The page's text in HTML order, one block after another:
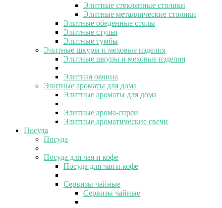
Элитные стеклянные столики
Элитные металлические столики
Элитные обеденные столы
Элитные стулья
Элитные тумбы
Элитные шкуры и меховые изделия
Элитные шкуры и меховые изделия
Элитная овчина
Элитные ароматы для дома
Элитные ароматы для дома
Элитные арома-спреи
Элитные ароматические свечи
Посуда
Посуда
Посуда для чая и кофе
Посуда для чая и кофе
Сервизы чайные
Сервизы чайные